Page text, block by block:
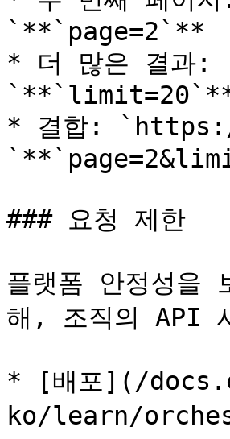
`**`page=2`**
* 더 많은 결과
* 결합:
### 요청 제한
플랫폼 안정성을
해, 조직의 API
* [배포](/
ko/learn/